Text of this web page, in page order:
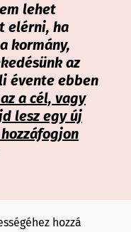
lehet
elérni, ha
kormány,
az
évente ebben
a cél, vagy
lesz egy új
hozzá